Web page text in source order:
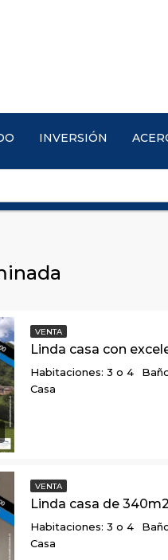
INVERSIÓN
VENTA
Habitaciones: 3 o 4
Casa
VENTA
Habitaciones: 3 o 4
Casa